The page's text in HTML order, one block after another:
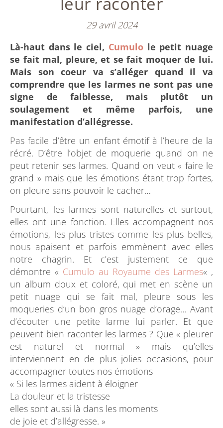
29 avril 2024
Là-haut dans le ciel, Cumulole petit nuage
se fait mal, pleure, et se fait moquer de lui.
Mais son coeur va s’alléger quand il va
comprendre que les larmes ne sont pas une
signe de faiblesse, mais plutôt un
soulagement et même parfois, une
manifestation d’allégresse.
Pas facile d’être un enfant émotif à l’heure de la
récré. D’être l’objet de moquerie quand on ne
peut retenir ses larmes. Quand on veut « faire le
grand » mais que les émotions étant trop fortes,
on pleure sans pouvoir le cacher…
Pourtant, les larmes sont naturelles et surtout,
elles ont une fonction. Elles accompagnent nos
émotions, les plus tristes comme les plus belles,
nous apaisent et parfois emmènent avec elles
notre chagrin. Et c’est justement ce que
démontre « Cumulo au Royaume des Larmes« ,
un album doux et coloré, qui met en scène un
petit nuage qui se fait mal, pleure sous les
moqueries d’un bon gros nuage d’orage… Avant
d’écouter une petite larme lui parler. Et que
peuvent bien raconter les larmes ? Que « pleurer
est naturel et normal » mais qu’elles
interviennent en de plus jolies occasions, pour
accompagner toutes nos émotions
« Si les larmes aident à éloigner
La douleur et la tristesse
elles sont aussi là dans les moments
de joie et d’allégresse. »